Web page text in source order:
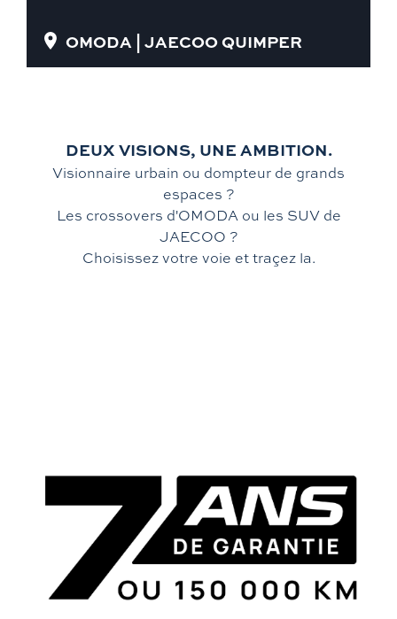
OMODA | JAECOO QUIMPER
DEUX VISIONS, UNE AMBITION.
Visionnaire urbain ou dompteur de grands
espaces ?
Les crossovers d'OMODA ou les SUV de
JAECOO ?
Choisissez votre voie et traçez la.